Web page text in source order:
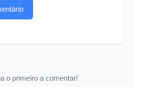
o primeiro a comentar!